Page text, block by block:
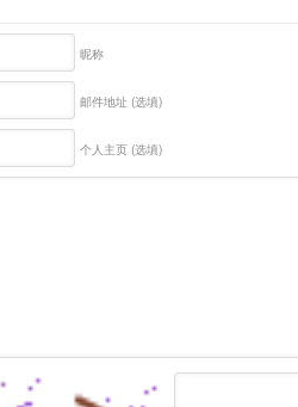
昵称
邮件地址 (选填)
个人主页 (选填)